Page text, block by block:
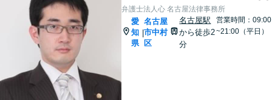
弁護士法人心 名古屋法律事務所
愛
知
県
|
名古屋
市中村
区
名古屋駅
から徒歩2
分
営業時間：09:00
~21:00（平日）